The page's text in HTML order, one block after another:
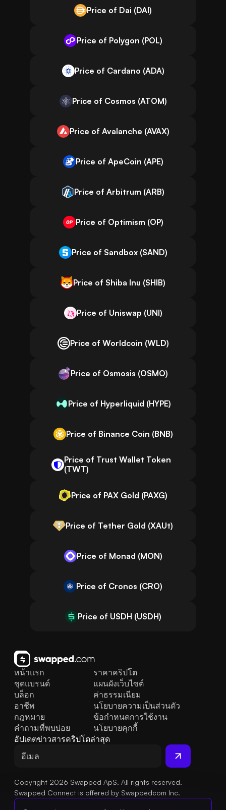
Price of Dai (DAI)
Price of Polygon (POL)
Price of Cardano (ADA)
Price of Cosmos (ATOM)
Price of Avalanche (AVAX)
Price of ApeCoin (APE)
Price of Arbitrum (ARB)
Price of Optimism (OP)
Price of Sandbox (SAND)
Price of Shiba Inu (SHIB)
Price of Uniswap (UNI)
Price of Worldcoin (WLD)
Price of Osmosis (OSMO)
Price of Hyperliquid (HYPE)
Price of Binance Coin (BNB)
Price of Trust Wallet Token
(TWT)
Price of PAX Gold (PAXG)
Price of Tether Gold (XAUt)
Price of Monad (MON)
Price of Cronos (CRO)
Price of USDH (USDH)
หน้าแรก
ชุดแบรนด์
บล็อก
คำถามที่พบบ่อย
กฎหมาย
อาชีพ
ราคาคริปโต
แผนผังเว็บไซต์
ค่าธรรมเนียม
นโยบายความเป็นส่วนตัว
ข้อกำหนดการใช้งาน
นโยบายคุกกี้
อัปเดตข่าวสารคริปโตล่าสุด
Copyright 2026 Swapped ApS. All rights reserved.
Swapped Connect is offered by Swappedcom Inc.